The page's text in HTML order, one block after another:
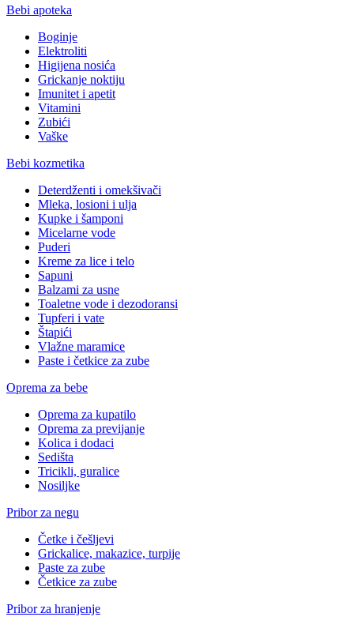
Bebi apoteka
Boginje
Elektroliti
Higijena nosića
Grickanje noktiju
Imunitet i apetit
Vitamini
Zubići
Vaške
Bebi kozmetika
Deterdženti i omekšivači
Mleka, losioni i ulja
Kupke i šamponi
Micelarne vode
Puderi
Kreme za lice i telo
Sapuni
Balzami za usne
Toaletne vode i dezodoransi
Tupferi i vate
Štapići
Vlažne maramice
Paste i četkice za zube
Oprema za bebe
Oprema za kupatilo
Oprema za previjanje
Kolica i dodaci
Sedišta
Tricikli, guralice
Nosiljke
Pribor za negu
Četke i češljevi
Grickalice, makazice, turpije
Paste za zube
Četkice za zube
Pribor za hranjenje